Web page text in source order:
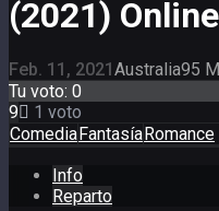
(2021)
Feb. 11, 2021Australia95
Tu voto: 0
9
1 voto
ComediaFantasíaRomance
Info
Reparto